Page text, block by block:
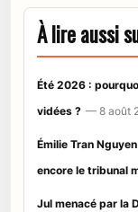
À lire aussi
Été 2026 :
vidées ? — 8 août
Émilie Tran
encore le tribunal
Jul menacé par la